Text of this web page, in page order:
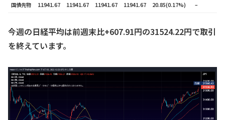
国債先物
11941.67 11941.67 11941.67 11941.67 20.85(0.17%) –
今週の日経平均は前週末比+607.91円の31524.22円で取引
を終えています。